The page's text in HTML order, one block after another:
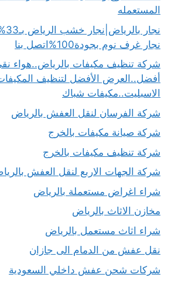
المستعمله
نجار غرف نوم بجودة100%اتصل بنا
شركة تنظيف مكيفات بالرياض..هواء
أفضل..العرض الأفضل لتنظيف
الاسبليت..مكيفات شباك
شركة الفرسان لنقل العفش بالرياض
شركة صيانة مكيفات بالخرج
شركة تنظيف مكيفات بالخرج
شركة الجهات الاربع لنقل العفش
شراء اغراض مستعملة بالرياض
مخازن الاثاث بالرياض
شراء اثاث مستعمل بالرياض
نقل عفش من الدمام الى جازان
شركات شحن عفش داخلي السعودية